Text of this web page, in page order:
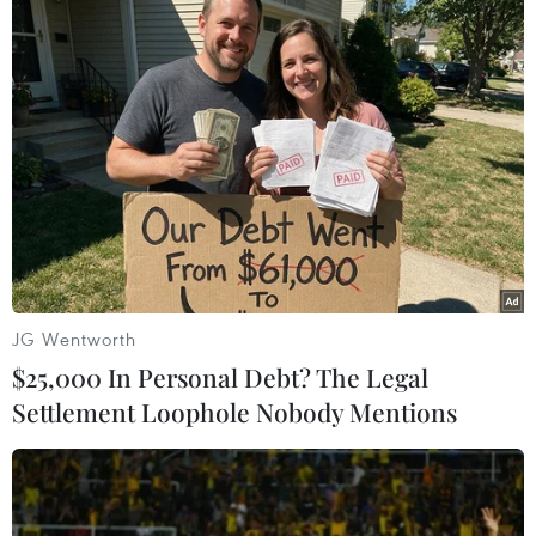
59 năm ASEAN: Lá cờ ASEAN lần đầu
tỏa sáng trên biểu tượng lịch sử của
Ấn Độ
08/08/2026 04:29
Thương mại Việt Nam-Australia
hướng tới những động lực tăng
trưởng mới
08/08/2026 03:29
Trung Quốc: E-Town Bắc Kinh
hướng tới trở thành trung tâm AI
toàn cầu năm 2030
08/08/2026 02:11
JG Wentworth
$25,000 In Personal Debt? The Legal
Settlement Loophole Nobody Mentions